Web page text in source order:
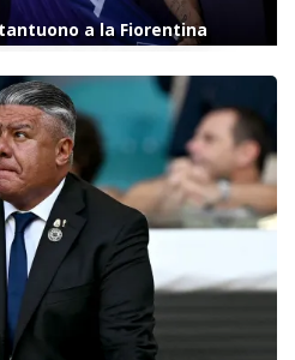
a la Fiorentina